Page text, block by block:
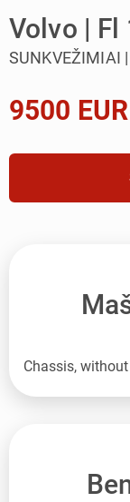
Volvo | Fl
SUNKVEŽIMIAI
9500
Chassis,